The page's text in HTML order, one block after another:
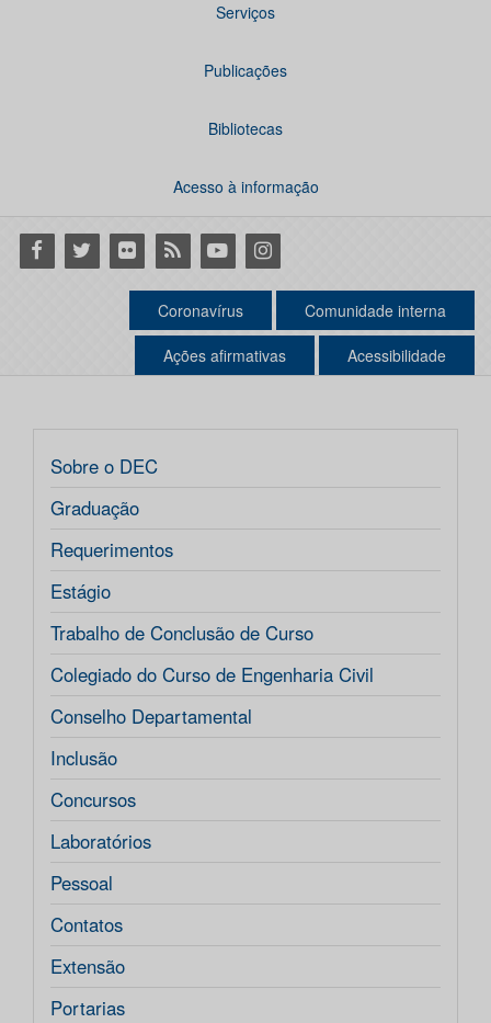
Serviços
Publicações
Bibliotecas
Acesso à informação
Facebook
Twitter Flickr RSS YoutubeInstagram
Coronavírus Comunidade interna
Ações afirmativas Acessibilidade
Sobre o DEC
Graduação
Requerimentos
Estágio
Trabalho de Conclusão de Curso
Colegiado do Curso de Engenharia Civil
Conselho Departamental
Inclusão
Concursos
Laboratórios
Pessoal
Contatos
Extensão
Portarias